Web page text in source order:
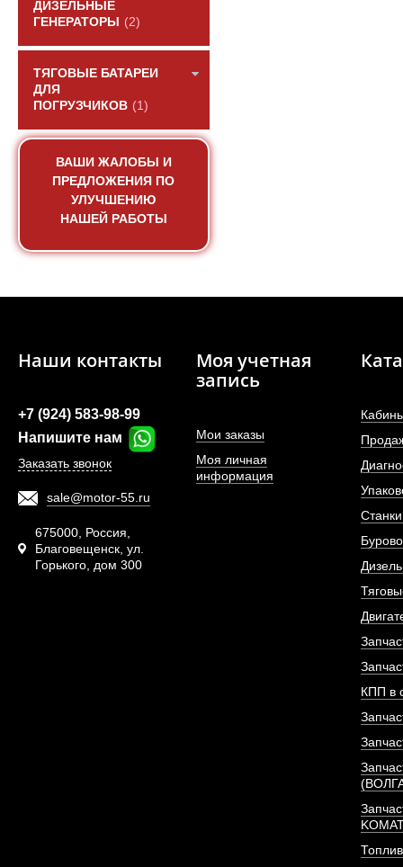
ДИЗЕЛЬНЫЕ
ГЕНЕРАТОРЫ
(2)
ТЯГОВЫЕ БАТАРЕИ
ДЛЯ
ПОГРУЗЧИКОВ (1)
ВАШИ ЖАЛОБЫ И
ПРЕДЛОЖЕНИЯ ПО
УЛУЧШЕНИЮ
НАШЕЙ РАБОТЫ
Ремень
(8PK800ES/
АРТИКУЛ:
Наши контакты
+7 (924) 583-98-99
Напишите нам
Заказать звонок
sale@motor-55.ru
675000, Россия,
Благовещенск, ул.
Горького, дом 300
Моя учетная
запись
Мои заказы
Моя личная
информация
КПП в